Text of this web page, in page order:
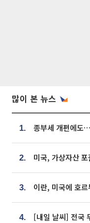
많이 본 뉴스
1.
2.
3.
4.